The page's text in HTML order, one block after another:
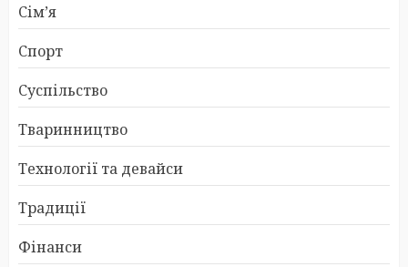
Сім’я
Спорт
Суспільство
Тваринництво
Технології та девайси
Традиції
Фінанси